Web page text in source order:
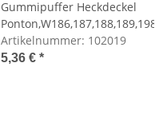
Gummipuffer Heckdeckel
Ponton,W186,187,188,189,198
Artikelnummer: 102019
5,36 € *